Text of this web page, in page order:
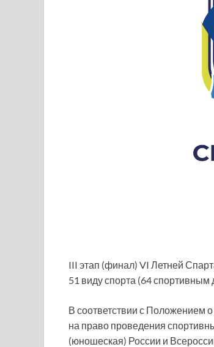
III этап (финал) VI Летней
51 виду спорта (64 спортивным
В соответствии с Положением
на право проведения
(юношеская) России и